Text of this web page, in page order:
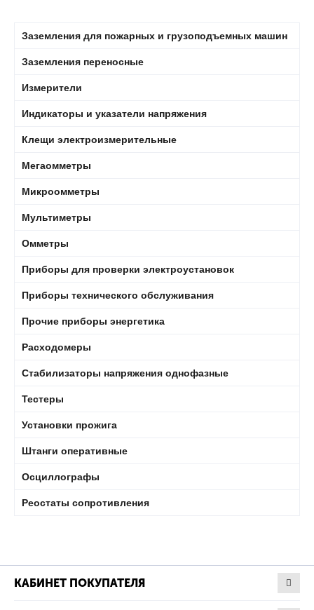
Заземления для пожарных и грузоподъемных машин
Заземления переносные
Измерители
Индикаторы и указатели напряжения
Клещи электроизмерительные
Мегаомметры
Микроомметры
Мультиметры
Омметры
Приборы для проверки электроустановок
Приборы технического обслуживания
Прочие приборы энергетика
Расходомеры
Стабилизаторы напряжения однофазные
Тестеры
Установки прожига
Штанги оперативные
Осциллографы
Реостаты сопротивления
КАБИНЕТ ПОКУПАТЕЛЯ